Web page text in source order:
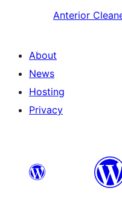
Anterior
About
News
Hosting
Privacy